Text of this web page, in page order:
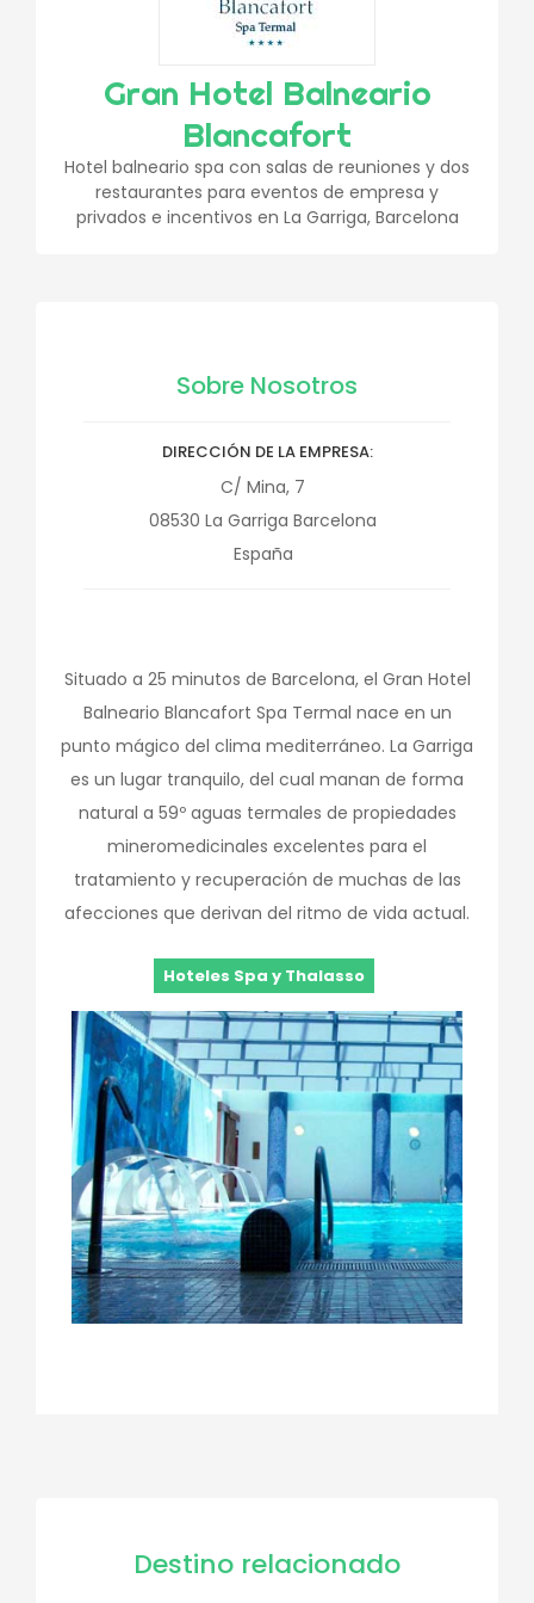
Gran Hotel Balneario
Blancafort
Hotel balneario spa con salas de reuniones y dos
restaurantes para eventos de empresa y
privados e incentivos en La Garriga, Barcelona
Sobre Nosotros
DIRECCIÓN DE LA EMPRESA
C/ Mina, 7
08530 La Garriga Barcelona
España
Situado a 25 minutos de Barcelona, el Gran Hotel
Balneario Blancafort Spa Termal nace en un
punto mágico del clima mediterráneo. La Garriga
es un lugar tranquilo, del cual manan de forma
natural a 59º aguas termales de propiedades
mineromedicinales excelentes para el
tratamiento y recuperación de muchas de las
afecciones que derivan del ritmo de vida actual.
Hoteles Spa y Thalasso
Destino relacionado